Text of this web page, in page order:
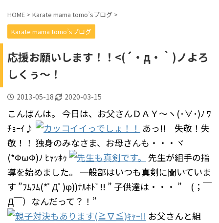
HOME > Karate mama tomo’sブログ >
Karate mama tomo’sブログ
応援お願いします！！<(´・д・｀)ノよろ
しくぅ～！
2013-05-18 2020-03-15
こんばんは。 今日は、お父さんＤＡＹ～ヽ(･∀･)ﾉ ﾜ
ﾁｮｰｲ♪
あっ!! 失敬！失
敬！！ 独身のみなさま、お母さんも・・・ヾ
(*ΦωΦ)ﾉ ﾋｬｯﾎｩ
先生が組手の指
導を始めました。 一般部はいつも真剣に聞いていま
す ”ﾌﾑﾌﾑ(*ﾟДﾟ)φ))ﾅﾙﾎﾄﾞ!! ” 子供達は・・・ ” (；￣
Д￣）なんだって？！”
お父さんと組